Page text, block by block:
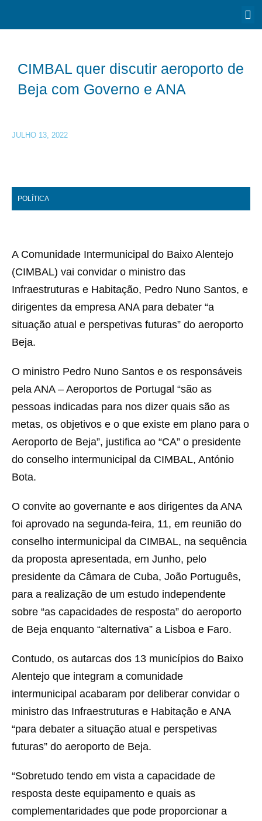
CIMBAL quer discutir aeroporto de
Beja com Governo e ANA
JULHO 13, 2022
POLÍTICA
A Comunidade Intermunicipal do Baixo Alentejo
(CIMBAL) vai convidar o ministro das
Infraestruturas e Habitação, Pedro Nuno Santos, e
dirigentes da empresa ANA para debater “a
situação atual e perspetivas futuras” do aeroporto
Beja.
O ministro Pedro Nuno Santos e os responsáveis
pela ANA – Aeroportos de Portugal “são as
pessoas indicadas para nos dizer quais são as
metas, os objetivos e o que existe em plano para o
Aeroporto de Beja”, justifica ao “CA” o presidente
do conselho intermunicipal da CIMBAL, António
Bota.
O convite ao governante e aos dirigentes da ANA
foi aprovado na segunda-feira, 11, em reunião do
conselho intermunicipal da CIMBAL, na sequência
da proposta apresentada, em Junho, pelo
presidente da Câmara de Cuba, João Português,
para a realização de um estudo independente
sobre “as capacidades de resposta” do aeroporto
de Beja enquanto “alternativa” a Lisboa e Faro.
Contudo, os autarcas dos 13 municípios do Baixo
Alentejo que integram a comunidade
intermunicipal acabaram por deliberar convidar o
ministro das Infraestruturas e Habitação e ANA
“para debater a situação atual e perspetivas
futuras” do aeroporto de Beja.
“Sobretudo tendo em vista a capacidade de
resposta deste equipamento e quais as
complementaridades que pode proporcionar a